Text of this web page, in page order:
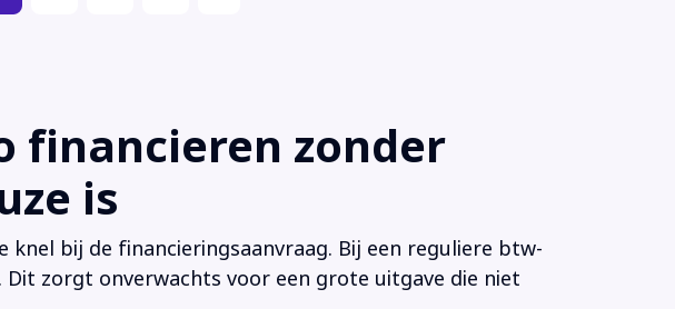
financieren zonder
is
bij de financieringsaanvraag. Bij een reguliere btw-
zorgt onverwachts voor een grote uitgave die niet